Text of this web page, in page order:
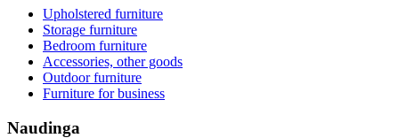
Upholstered furniture
Storage furniture
Bedroom furniture
Accessories, other goods
Outdoor furniture
Furniture for business
Naudinga